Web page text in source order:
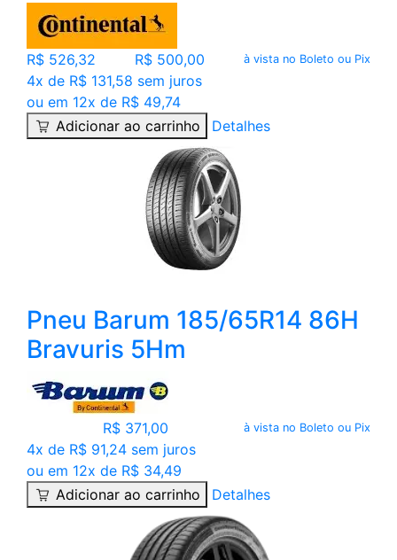
R$ 526,32 R$ 500,00 à vista no Boleto ou Pix
4x de R$ 131,58 sem juros
ou em 12x de R$ 49,74
Adicionar ao carrinho
Detalhes
Pneu Barum 185/65R14 86H
Bravuris 5Hm
R$ 371,00 à vista no Boleto ou Pix
4x de R$ 91,24 sem juros
ou em 12x de R$ 34,49
Adicionar ao carrinho
Detalhes